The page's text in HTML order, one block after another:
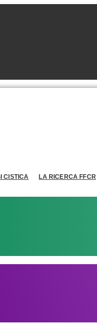
CISTICA LA RICERCA FFCR